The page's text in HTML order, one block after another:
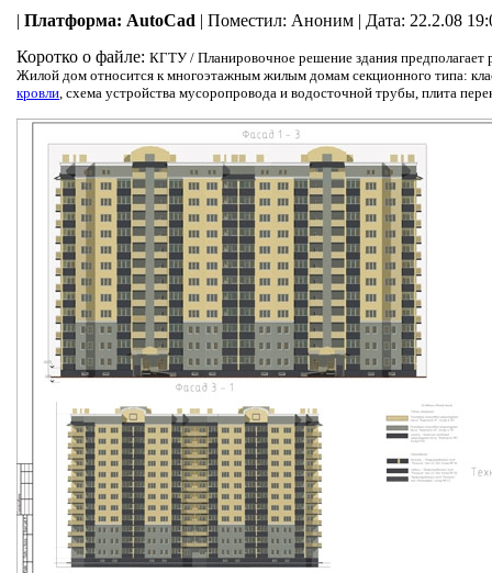
| Платформа: AutoCad | Поместил: Аноним | Дата: 22.2.08
Коротко о файле: КГТУ / Планировочное решение здания
Жилой дом относится к многоэтажным жилым домам секционного типа:
кровли, схема устройства мусоропровода и водосточной трубы, плита